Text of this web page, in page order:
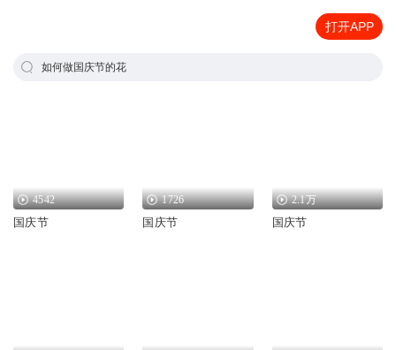
打开APP
如何做国庆节的花
4542
国庆节
1726
国庆节
2.1万
国庆节